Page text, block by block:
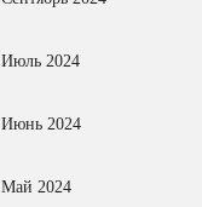
Июль 2024
Июнь 2024
Май 2024